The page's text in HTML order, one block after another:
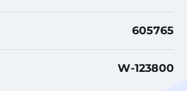
605765
W-123800